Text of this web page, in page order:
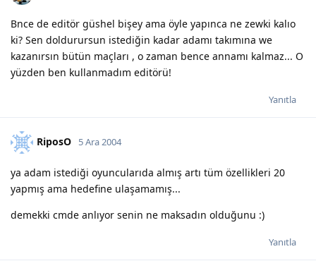
Bnce de editör güshel bişey ama öyle yapınca ne zewki kalıo
ki? Sen doldurursun istediğin kadar adamı takımına we
kazanırsın bütün maçları , o zaman bence annamı kalmaz... O
yüzden ben kullanmadım editörü!
Yanıtla
RiposO 5 Ara 2004
ya adam istediği oyuncularıda almış artı tüm özellikleri 20
yapmış ama hedefine ulaşamamış...
demekki cmde anlıyor senin ne maksadın olduğunu :)
Yanıtla